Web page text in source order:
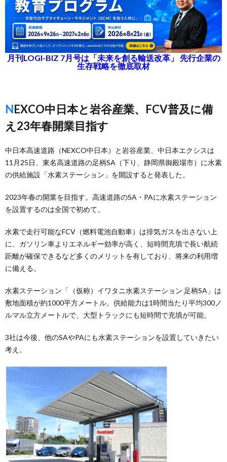
月刊LOGI-BIZ 7月号は「未来を創る輸送改革」 先行企業の
生存戦略を徹底取材
NEXCO中日本と岩谷産業、FCV普及に備
え23年春開業目指す
中日本高速道路（NEXCO中日本）と岩谷産業、中日本エクシスは
11月25日、東名高速道路の足柄SA（下り、静岡県御殿場市）に水素
の供給施設「水素ステーション」を開設すると発表した。
2023年春の開業を目指す。高速道路のSA・PAに水素ステーション
を設置するのは全国で初めて。
水素で走行可能なFCV（燃料電池自動車）は排気ガスを出さない上
に、ガソリン車よりエネルギー効率が高く、短時間充填で長い航続
距離が確保できるなど多くのメリットを有しており、将来の利用増
に備える。
水素ステーション「（仮称）イワタニ水素ステーション 足柄SA」は
敷地面積が約1000平方メートル。供給能力は1時間当たり平均300ノ
ルマル立方メートルで、大型トラックにも短時間で充填が可能。
3社は今後、他のSAやPAにも水素ステーションを設置していきたい
考え。